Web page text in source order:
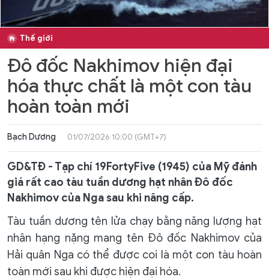
Thế giới
Đô đốc Nakhimov hiện đại
hóa thực chất là một con tàu
hoàn toàn mới
Bạch Dương 01/07/2026 10:00 (GMT+7)
GD&TĐ - Tạp chí 19FortyFive (1945) của Mỹ đánh
giá rất cao tàu tuần dương hạt nhân Đô đốc
Nakhimov của Nga sau khi nâng cấp.
Tàu tuần dương tên lửa chạy bằng năng lượng hạt
nhân hạng nặng mang tên Đô đốc Nakhimov của
Hải quân Nga có thể được coi là một con tàu hoàn
toàn mới sau khi được hiện đại hóa.